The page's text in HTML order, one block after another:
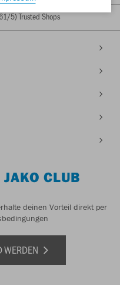
/5) Trusted Shops
CLUB
deinen Vorteil direkt per
WERDEN